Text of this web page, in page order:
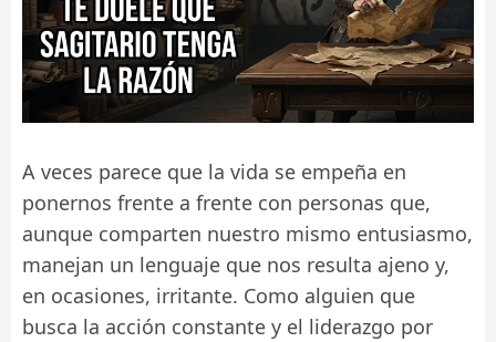
A veces parece que la vida se empeña en
ponernos frente a frente con personas que,
aunque comparten nuestro mismo entusiasmo,
manejan un lenguaje que nos resulta ajeno y,
en ocasiones, irritante. Como alguien que
busca la acción constante y el liderazgo por